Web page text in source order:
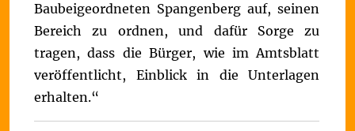
Baubeigeordneten Spangenberg auf, seinen
Bereich zu ordnen, und dafür Sorge zu
tragen, dass die Bürger, wie im Amtsblatt
veröffentlicht, Einblick in die Unterlagen
erhalten.“